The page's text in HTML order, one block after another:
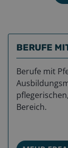
BERUFE
Berufe mit
Bereich.